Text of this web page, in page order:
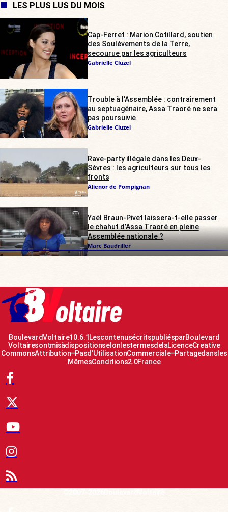
LES PLUS LUS DU MOIS
Cap-Ferret : Marion Cotillard, soutien
des Soulèvements de la Terre,
secourue par les agriculteurs
Gabrielle Cluzel
Trouble à l’Assemblée : contrairement
au septuagénaire, Assa Traoré ne sera
pas poursuivie
Gabrielle Cluzel
Rave-party illégale dans les Deux-
Sèvres : les agriculteurs sur tous les
fronts
Alienor de Pompignan
Yaël Braun-Pivet laissera-t-elle passer
le chahut d’Assa Traoré en pleine
Assemblée nationale ?
Marc Baudriller
Boulevard Voltaire 10.6.1 Les contenus écrits publiés par Boulevard
Voltaire sont mis à disposition selon les termes de la Licence Creative
Commons Attribution – Pas d’Utilisation Commerciale – Partage dans les
Mêmes Conditions 2.0 France